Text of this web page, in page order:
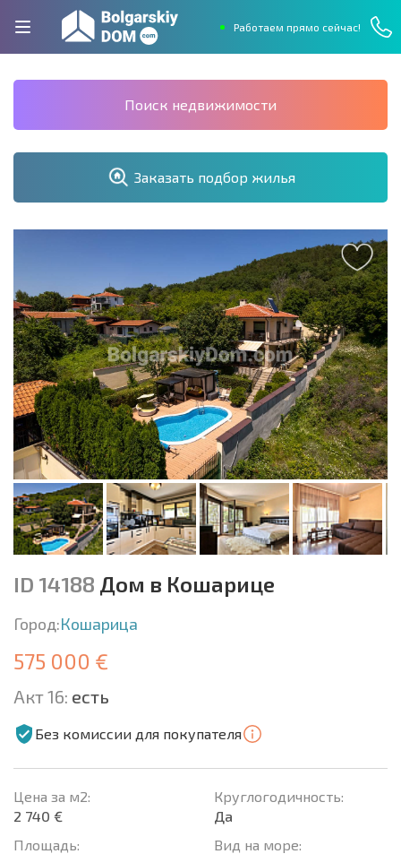
Работаем прямо сейчас!
Поиск недвижимости
Заказать подбор жилья
ID 14188 Дом в Кошарице
Город:Кошарица
575 000 €
Акт 16: есть
Без комиссии для покупателя
Цена за м2:
2 740 €
Площадь:
Круглогодичность:
Да
Вид на море: